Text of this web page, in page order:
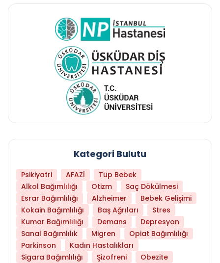
Kategori Bulutu
Psikiyatri AFAZİ
Tüp Bebek
Alkol Bağımlılığı
Otizm
Saç Dökülmesi
Esrar Bağımlılığı
Alzheimer
Bebek Gelişimi
Kokain Bağımlılığı
Baş Ağrıları
Stres
Kumar Bağımlılığı
Demans
Depresyon
Sanal Bağımlılık
Migren
Opiat Bağımlılığı
Parkinson
Kadın Hastalıkları
Sigara Bağımlılığı
Şizofreni Obezite